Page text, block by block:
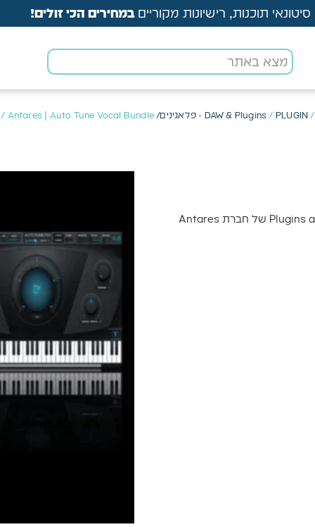
סיטונאי תוכנות, רישיונות מקורייםבמחירים הכי זולים!
/
DAW & Plugins/ PLUGIN - פלאגינים/ VST / Antares | Auto Tune Vocal Bundle
Antares Auto-tune Vocal bundle חבילת Plugins and Instrument של חברת Antares